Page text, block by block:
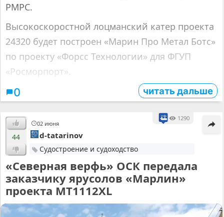
РМРС.
Высокоскоростной лоцманский катер проекта
24320 будет построен «Марин Про Метал Ботс»
по проекту «Форсс Технологии» для ФГУП
«Росморпорт».
0 читать дальше
02 июня
1290
44 d-tatarinov
Судостроение и судоходство
«Северная верфь» ОСК передала
заказчику ярусолов «Марлин»
проекта МТ1112XL